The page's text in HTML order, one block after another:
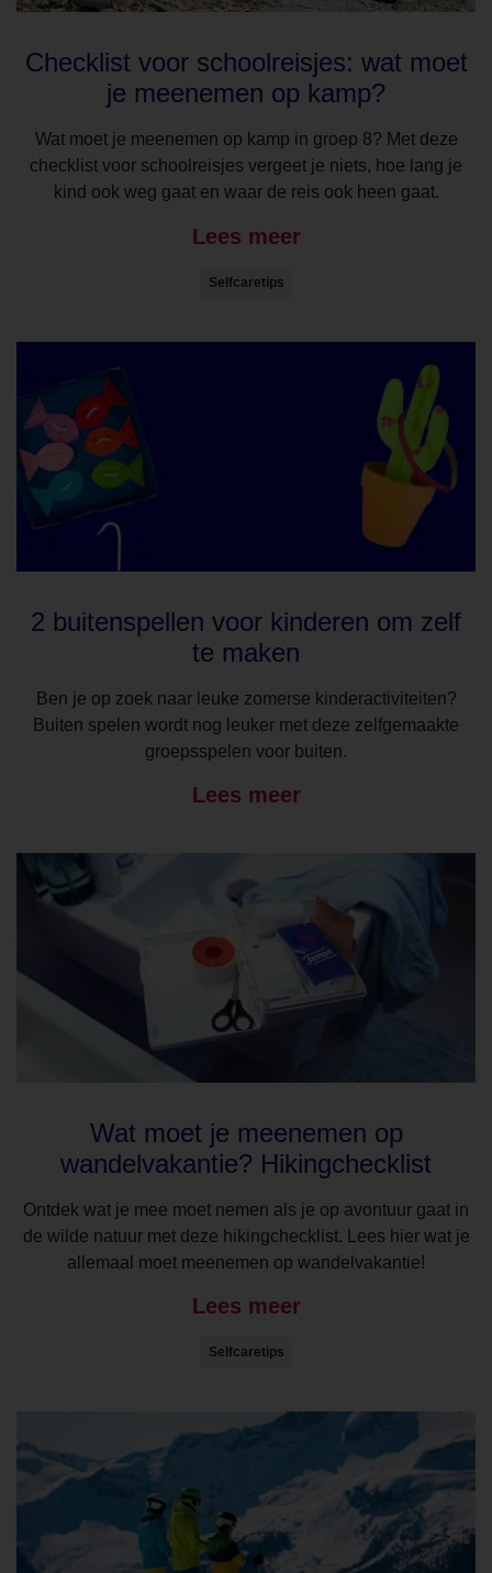
Checklist voor schoolreisjes: wat moet
je meenemen op kamp?
Wat moet je meenemen op kamp in groep 8? Met deze
checklist voor schoolreisjes vergeet je niets, hoe lang je
kind ook weg gaat en waar de reis ook heen gaat.
Lees meer
Selfcaretips
2 buitenspellen voor kinderen om zelf
te maken
Ben je op zoek naar leuke zomerse kinderactiviteiten?
Buiten spelen wordt nog leuker met deze zelfgemaakte
groepsspelen voor buiten.
Lees meer
Wat moet je meenemen op
wandelvakantie? Hikingchecklist
Ontdek wat je mee moet nemen als je op avontuur gaat in
de wilde natuur met deze hikingchecklist. Lees hier wat je
allemaal moet meenemen op wandelvakantie!
Lees meer
Selfcaretips